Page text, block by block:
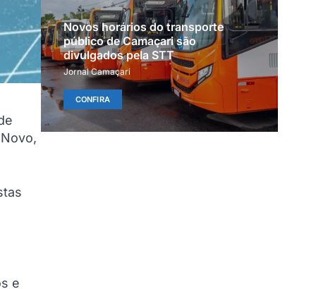
e
Novos horários do transporte
público de Camaçari são
divulgados pela STT
Jornal Camaçari
CONFIRA